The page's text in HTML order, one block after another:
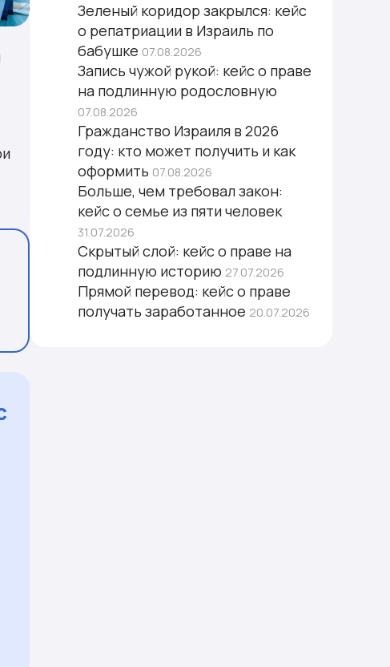
Зеленый коридор закрылся: кейс
о репатриации в Израиль по
бабушке 07.08.2026
Запись чужой рукой: кейс о праве
на подлинную родословную
07.08.2026
Гражданство Израиля в 2026
году: кто может получить и как
оформить 07.08.2026
Больше, чем требовал закон:
кейс о семье из пяти человек
31.07.2026
Скрытый слой: кейс о праве на
подлинную историю 27.07.2026
Прямой перевод: кейс о праве
получать заработанное 20.07.2026